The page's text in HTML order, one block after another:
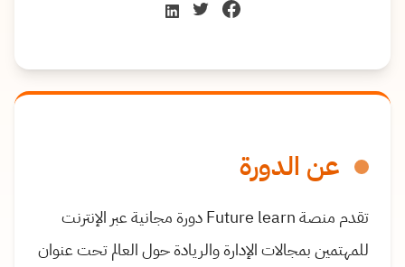
عن الدورة
تقدم منصة Future learn دورة مجانية عبر الإنترنت
للمهتمين بمجالات الإدارة والريادة حول العالم تحت عنوان